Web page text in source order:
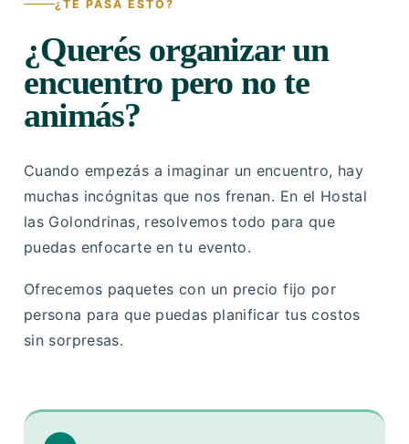
¿TE PASA ESTO?
¿Querés organizar un
encuentro pero no te
animás?
Cuando empezás a imaginar un encuentro, hay
muchas incógnitas que nos frenan. En el Hostal
las Golondrinas, resolvemos todo para que
puedas enfocarte en tu evento.
Ofrecemos paquetes con un precio fijo por
persona para que puedas planificar tus costos
sin sorpresas.